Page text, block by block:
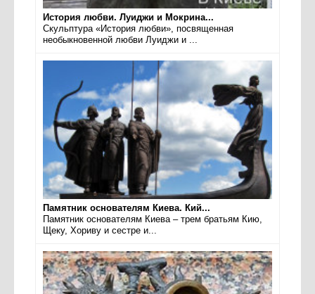
История любви. Луиджи и Мокрина...
Скульптура «История любви», посвященная
необыкновенной любви Луиджи и ...
Памятник основателям Киева. Кий...
Памятник основателям Киева – трем братьям Кию,
Щеку, Хориву и сестре и...